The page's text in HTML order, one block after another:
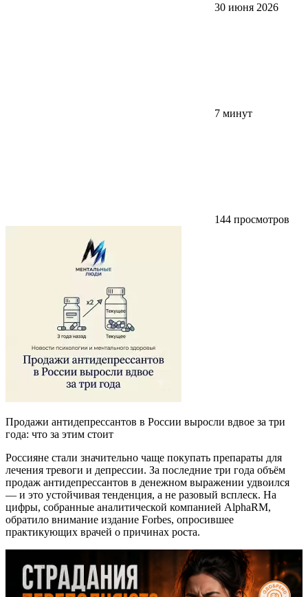
30 июня 2026
7 минут
144 просмотров
Продажи антидепрессантов в России выросли вдвое за три
года: что за этим стоит
Россияне стали значительно чаще покупать препараты для
лечения тревоги и депрессии. За последние три года объём
продаж антидепрессантов в денежном выражении удвоился
— и это устойчивая тенденция, а не разовый всплеск. На
цифры, собранные аналитической компанией AlphaRM,
обратило внимание издание Forbes, опросившее
практикующих врачей о причинах роста.